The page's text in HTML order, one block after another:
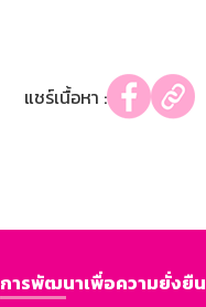
แชร์เนื้อหา :
การพัฒนาเพื่อความยั่งยืน